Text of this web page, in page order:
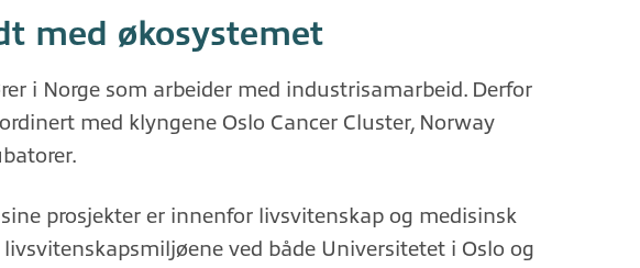
med økosystemet
i Norge som arbeider med industrisamarbeid. Derfor
med klyngene Oslo Cancer Cluster, Norway
prosjekter er innenfor livsvitenskap og medisinsk
ved både Universitetet i Oslo og